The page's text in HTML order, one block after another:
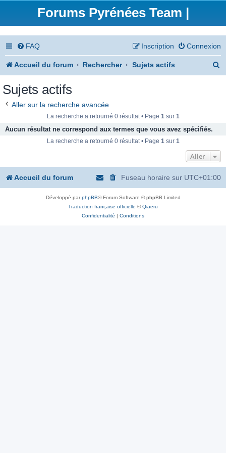
Forums Pyrénées Team |
FAQ Connexion
Inscription
Accueil du forum Rechercher Sujets actifs
e
Sujets actifs
Aller sur la recherche avancée
La recherche a retourné 0 résultat • Page 1sur 1
Aucun résultat ne correspond aux termes que vous avez spécifiés.
La recherche a retourné 0 résultat • Page 1sur 1
Aller
Accueil du forum Fuseau horaire sur UTC+01:00
Développé parphpBB® Forum Software © phpBB Limited
Traduction française officielle ©Qiaeru
Confidentialité | Conditions